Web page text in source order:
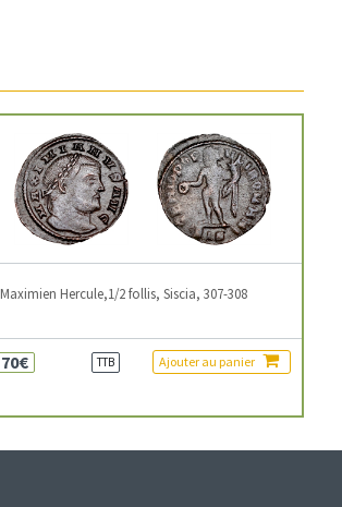
Maximien Hercule,1/2 follis, Siscia, 307-308
70€ TTB Ajouter au panier